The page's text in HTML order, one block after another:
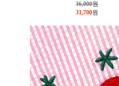
36,000원
31,700원